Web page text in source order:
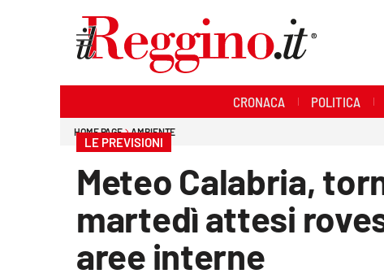
CRONACA POLITICA
HOME PAGE AMBIENTE
LE PREVISIONI
Meteo Calabria,
martedì attesi
aree interne